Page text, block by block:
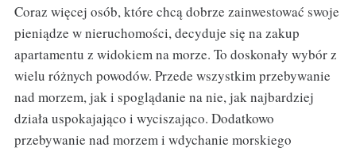
Coraz więcej osób, które chcą dobrze zainwestować swoje
pieniądze w nieruchomości, decyduje się na zakup
apartamentu z widokiem na morze. To doskonały wybór z
wielu różnych powodów. Przede wszystkim przebywanie
nad morzem, jak i spoglądanie na nie, jak najbardziej
działa uspokajająco i wyciszająco. Dodatkowo
przebywanie nad morzem i wdychanie morskiego